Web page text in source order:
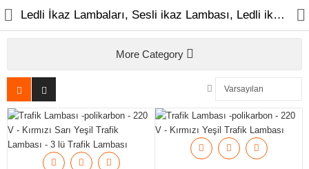
Geçiş Sistemleri
Elektronik
Ledli İkaz Lambaları, Sesli ikaz Lambası, Ledli ikaz lambası, uzaktan kumandalı ikaz lambası, 220 v ikaz lambası, 24 v ikaz lambası, tepe ikaz lambası, ledli tepe ikaz lambası, güneş enerjili ikaz lambası
More Category